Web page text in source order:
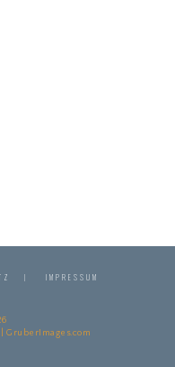
IMPRESSUM
GruberImages.com